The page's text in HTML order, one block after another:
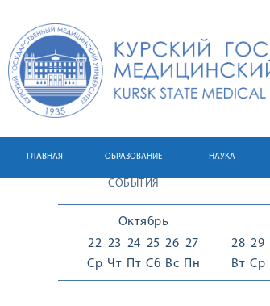
ГЛАВНАЯ ОБРАЗОВАНИЕ НАУКА
СОБЫТИЯ
Октябрь
22
Ср
23
Чт
24
Пт
25
Сб
26
Вс
27
Пн
28
Вт
29
Ср